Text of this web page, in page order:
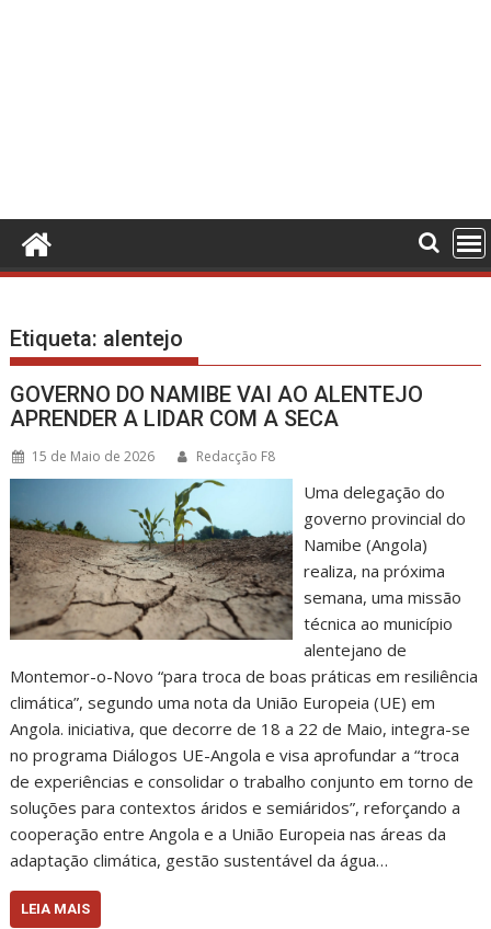
Etiqueta: alentejo
GOVERNO DO NAMIBE VAI AO ALENTEJO
APRENDER A LIDAR COM A SECA
15 de Maio de 2026 Redacção F8
Uma delegação do
governo provincial do
Namibe (Angola)
realiza, na próxima
semana, uma missão
técnica ao município
alentejano de
Montemor-o-Novo “para troca de boas práticas em resiliência
climática”, segundo uma nota da União Europeia (UE) em
Angola. iniciativa, que decorre de 18 a 22 de Maio, integra-se
no programa Diálogos UE-Angola e visa aprofundar a “troca
de experiências e consolidar o trabalho conjunto em torno de
soluções para contextos áridos e semiáridos”, reforçando a
cooperação entre Angola e a União Europeia nas áreas da
adaptação climática, gestão sustentável da água…
LEIA MAIS